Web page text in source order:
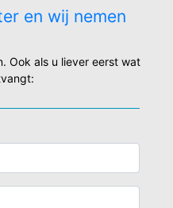
en wij nemen
Ook als u liever eerst wat